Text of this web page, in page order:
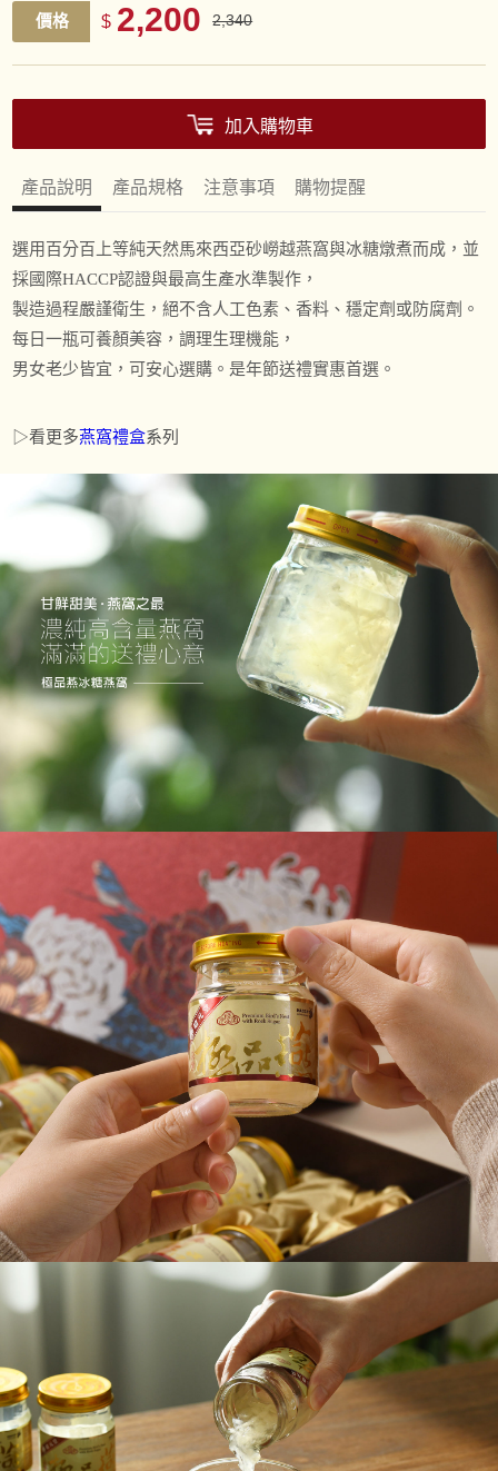
價格 $ 2,200 2,340
加入購物車
產品說明 產品規格 注意事項 購物提醒
選用百分百上等純天然馬來西亞砂嶗越燕窩與冰糖燉煮而成，並
採國際HACCP認證與最高生產水準製作，
製造過程嚴謹衛生，絕不含人工色素、香料、穩定劑或防腐劑。
每日一瓶可養顏美容，調理生理機能，
男女老少皆宜，可安心選購。是年節送禮實惠首選。
▷看更多燕窩禮盒系列